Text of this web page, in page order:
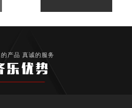
产品 真诚的服务
乐优势